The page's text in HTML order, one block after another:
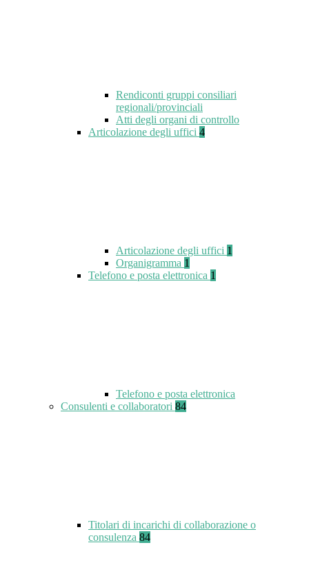
Rendiconti gruppi consiliari
regionali/provinciali
Atti degli organi di controllo
Articolazione degli uffici 4
Articolazione degli uffici 1
Organigramma 1
Telefono e posta elettronica 1
Telefono e posta elettronica
Consulenti e collaboratori 84
Titolari di incarichi di collaborazione o
consulenza 84